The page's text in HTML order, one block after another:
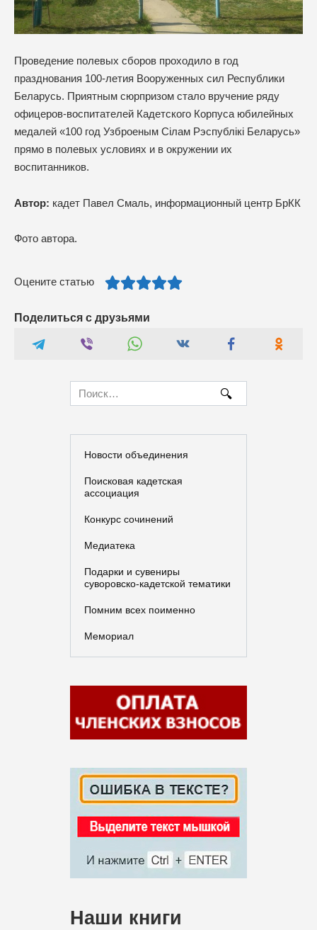
Проведение полевых сборов проходило в год
празднования 100-летия Вооруженных сил Республики
Беларусь. Приятным сюрпризом стало вручение ряду
офицеров-воспитателей Кадетского Корпуса юбилейных
медалей «100 год Узброеным Сілам Рэспублікі Беларусь»
прямо в полевых условиях и в окружении их
воспитанников.
Автор: кадет Павел Смаль, информационный центр БрКК
Фото автора.
Оцените статью
Поделиться с друзьями
for:
Новости объединения
Поисковая кадетская
ассоциация
Конкурс сочинений
Медиатека
Подарки и сувениры
суворовско-кадетской тематики
Помним всех поименно
Мемориал
Наши книги